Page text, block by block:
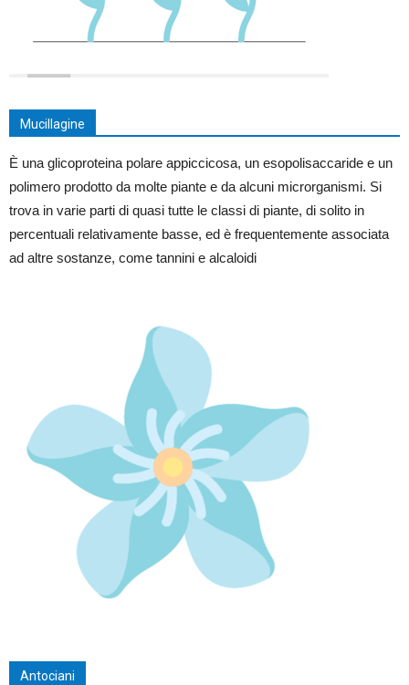
Mucillagine
È una glicoproteina polare appiccicosa, un esopolisaccaride e un
polimero prodotto da molte piante e da alcuni microrganismi. Si
trova in varie parti di quasi tutte le classi di piante, di solito in
percentuali relativamente basse, ed è frequentemente associata
ad altre sostanze, come tannini e alcaloidi
Antociani